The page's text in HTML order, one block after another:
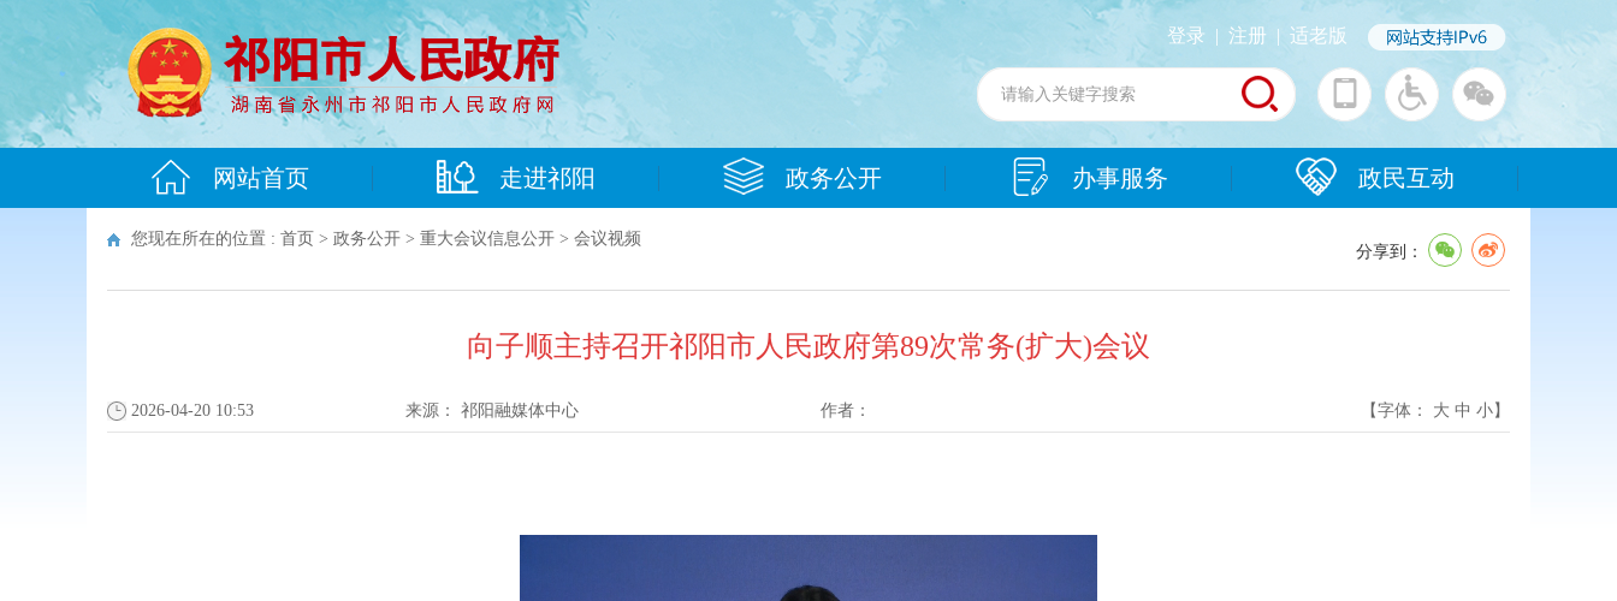
登录 | 注册 | 适老版
网站首页 走进祁阳 政务公开 办事服务 政民互动
您现在所在的位置 : 首页 > 政务公开 > 重大会议信息公开 > 会议视频
分享到：
向子顺主持召开祁阳市人民政府第89次常务(扩大)会议
2026-04-20 10:53 来源： 祁阳融媒体中心 作者： 【字体： 大 中 小】